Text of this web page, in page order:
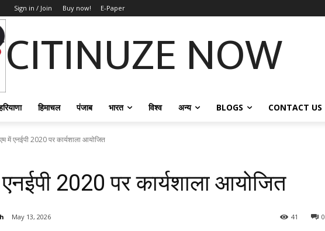
Sign in / Join Buy now! E-Paper
CITINUZE NOW
हिमाचल पंजाब भारत विश्व अन्य BLOGS CONTACT US
में एनईपी 2020 पर कार्यशाला आयोजित
2020 पर कार्यशाला आयोजित
May 13, 2026 0
41